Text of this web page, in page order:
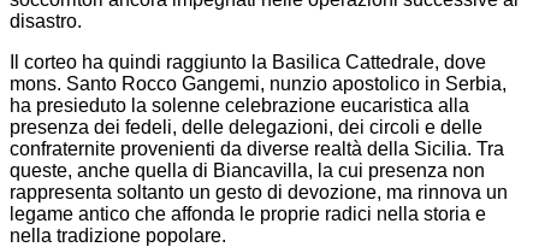
disastro.
Il corteo ha quindi raggiunto la Basilica Cattedrale, dove
mons. Santo Rocco Gangemi, nunzio apostolico in Serbia,
ha presieduto la solenne celebrazione eucaristica alla
presenza dei fedeli, delle delegazioni, dei circoli e delle
confraternite provenienti da diverse realtà della Sicilia. Tra
queste, anche quella di Biancavilla, la cui presenza non
rappresenta soltanto un gesto di devozione, ma rinnova un
legame antico che affonda le proprie radici nella storia e
nella tradizione popolare.